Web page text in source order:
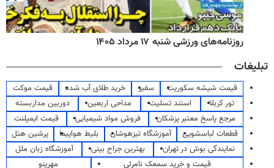
روزنامه‌های ورزشی شنبه ۱۷ مرداد ۱۴۰۵
تبلیغات
قیمت شیشه سکوریت سفیر خرید طلای آب شده
قیمت موکت
تور کربلا
استند تسلیت مداحی اربعین
دوربین مداربسته
مرجع پاسخ معتبر پزشکان
فروش مواد شیمیایی
قیمت ایمپلنت
قطعات لباسشویی
آموزشگاه تیزهوشان بلیط هواپیما
پرشین هتل
نمایندگی بوش در تهران
بهترین جراح بینی
آموزشگاه زبان ملل
قیمت و خرید سمعک نامرئی
مهرینو